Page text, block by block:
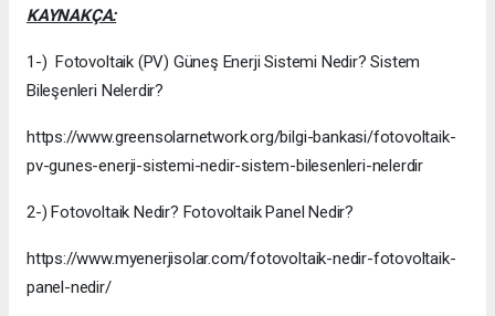
KAYNAKÇA:
1-) Fotovoltaik (PV) Güneş Enerji Sistemi Nedir? Sistem
Bileşenleri Nelerdir?
https://www.greensolarnetwork.org/bilgi-bankasi/fotovoltaik-
pv-gunes-enerji-sistemi-nedir-sistem-bilesenleri-nelerdir
2-) Fotovoltaik Nedir? Fotovoltaik Panel Nedir?
https://www.myenerjisolar.com/fotovoltaik-nedir-fotovoltaik-
panel-nedir/